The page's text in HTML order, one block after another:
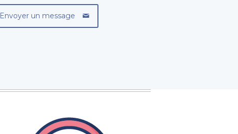
Envoyer un message